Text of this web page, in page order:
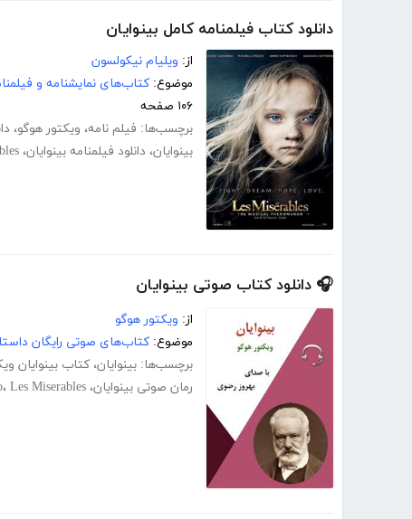
دانلود کتاب فیلمنامه کامل بینوایان
از: ویلیام نیکولسون
موضوع: کتاب‌های نمایشنامه و
۱۰۶ صفحه
برچسب‌ها: فیلم نامه، ویکتور هوگو،
بینوایان، دانلود فیلمنامه بینوایان،
🎧 دانلود کتاب صوتی بینوایان
از: ویکتور هوگو
موضوع: کتاب‌های صوتی رایگان
برچسب‌ها: بینوایان، کتاب بینوایان
رمان صوتی بینوایان، ، Les Miserables